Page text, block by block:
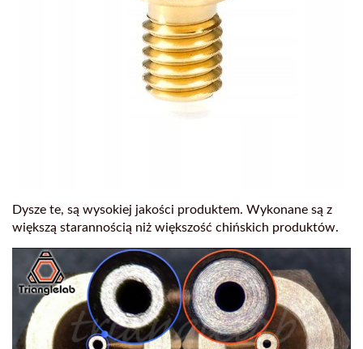
Dysze te, są wysokiej jakości produktem. Wykonane są z
większą starannością niż większość chińskich produktów.